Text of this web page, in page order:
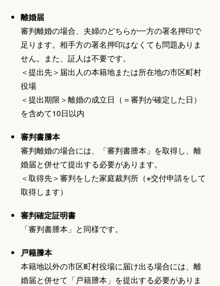
離婚届
審判離婚の場合、夫婦のどちらか一方の署名押印で
足ります。相手方の署名押印はなくても問題ありま
せん。また、証人は不要です。
＜提出先＞届出人の本籍地または所在地の市区町村
役場
＜提出期限＞離婚の成立日（＝審判が確定した日）
を含めて10日以内
審判書謄本
審判離婚の場合には、「審判書謄本」を取得し、離
婚届と併せて提出する必要があります。
＜取得先＞審判をした家庭裁判所（※交付申請をして
取得します）
審判確定証明書
「審判書謄本」と同様です。
戸籍謄本
本籍地以外の市区町村役場に届け出る場合には、離
婚届と併せて「戸籍謄本」を提出する必要がありま